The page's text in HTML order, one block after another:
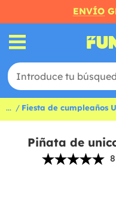
ENVÍO
... Fiesta de cumpleaños
Piñata de